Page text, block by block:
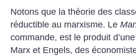
Notons que la théorie des
réductible au marxisme. Le
commande, est le produit
Marx et Engels, des